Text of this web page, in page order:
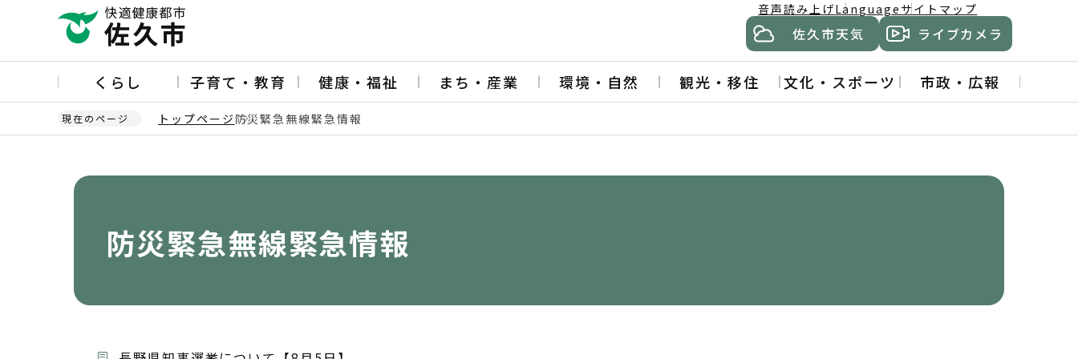
ー
の
音声読み上げLanguage サイトマップ
佐久市天気 ライブカメラ
くらし 子育て・教育 健康・福祉 まち・産業 環境・自然 観光・移住 文化・スポーツ 市政・広報
現在のページ トップページ 防災緊急無線緊急情報
防災緊急無線緊急情報